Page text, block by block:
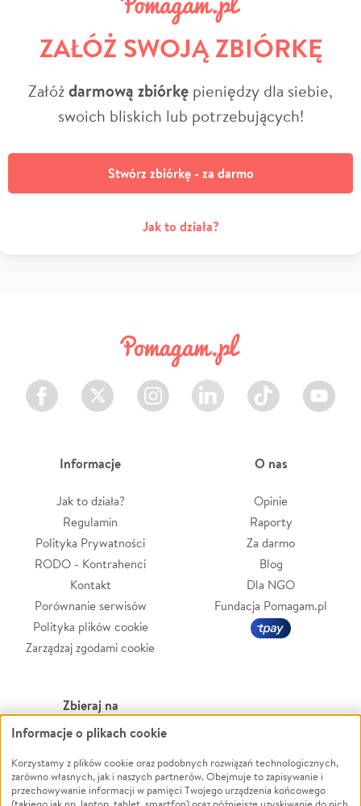
ZAŁÓŻ SWOJĄ ZBIÓRKĘ
Załóżdarmową zbiórkę pieniędzy dla siebie,
swoich bliskich lub potrzebujących!
Stwórz zbiórkę - za darmo
Jak to działa?
Facebook Twitter Instagram LinkedIn TikTok Youtube
Informacje
Jak to działa?
Regulamin
Polityka Prywatności
RODO - Kontrahenci
Kontakt
Porównanie serwisów
Polityka plików cookie
Zarządzaj zgodami cookie
O nas
Opinie
Raporty
Za darmo
Blog
Dla NGO
Fundacja Pomagam.pl
Zbieraj na
Leczenie
Zwierzęta
Pożar
Powódź
Wichura
Informacje o plikach cookie
Korzystamy z plików cookie oraz podobnych rozwiązań technologicznych,
zarówno własnych, jak i naszych partnerów. Obejmuje to zapisywanie i
przechowywanie informacji w pamięci Twojego urządzenia końcowego